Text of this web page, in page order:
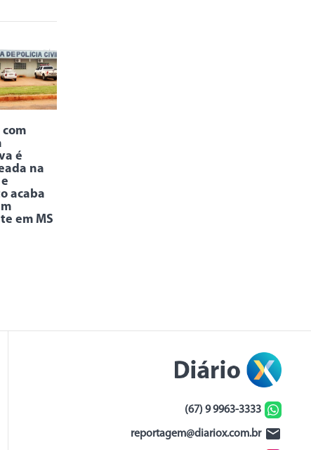
é
na
acaba
em MS
(67) 9 9963-3333
reportagem@diariox.com.br